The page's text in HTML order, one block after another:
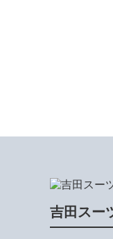
吉田スー